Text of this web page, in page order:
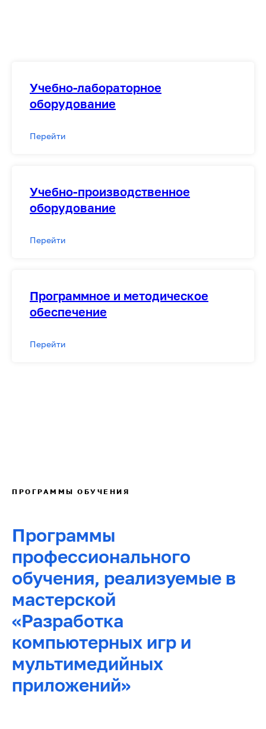
Учебно-лабораторное
оборудование
Перейти
Учебно-производственное
оборудование
Перейти
Программное и методическое
обеспечение
Перейти
ПРОГРАММЫ ОБУЧЕНИЯ
Программы
профессионального
обучения, реализуемые в
мастерской
«Разработка
компьютерных игр и
мультимедийных
приложений»